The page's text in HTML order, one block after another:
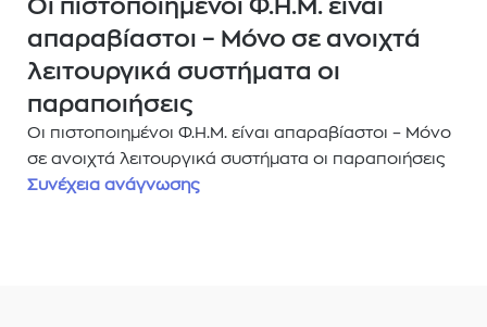
Οι πιστοποιημένοι Φ.Η.Μ. είναι
απαραβίαστοι – Μόνο σε ανοιχτά
λειτουργικά συστήματα οι
παραποιήσεις
Οι πιστοποιημένοι Φ.Η.Μ. είναι απαραβίαστοι – Μόνο
σε ανοιχτά λειτουργικά συστήματα οι παραποιήσεις
Συνέχεια ανάγνωσης